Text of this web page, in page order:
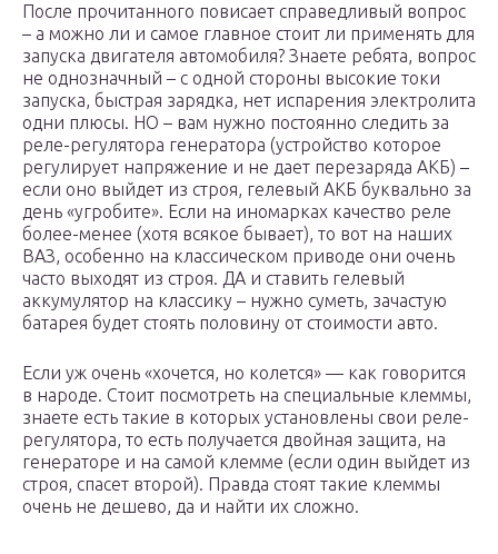
После прочитанного повисает справедливый вопрос
– а можно ли и самое главное стоит ли применять для
запуска двигателя автомобиля? Знаете ребята, вопрос
не однозначный – с одной стороны высокие токи
запуска, быстрая зарядка, нет испарения электролита
одни плюсы. НО – вам нужно постоянно следить за
реле-регулятора генератора (устройство которое
регулирует напряжение и не дает перезаряда АКБ) –
если оно выйдет из строя, гелевый АКБ буквально за
день «угробите». Если на иномарках качество реле
более-менее (хотя всякое бывает), то вот на наших
ВАЗ, особенно на классическом приводе они очень
часто выходят из строя. ДА и ставить гелевый
аккумулятор на классику – нужно суметь, зачастую
батарея будет стоять половину от стоимости авто.
Если уж очень «хочется, но колется» — как говорится
в народе. Стоит посмотреть на специальные клеммы,
знаете есть такие в которых установлены свои реле-
регулятора, то есть получается двойная защита, на
генераторе и на самой клемме (если один выйдет из
строя, спасет второй). Правда стоят такие клеммы
очень не дешево, да и найти их сложно.